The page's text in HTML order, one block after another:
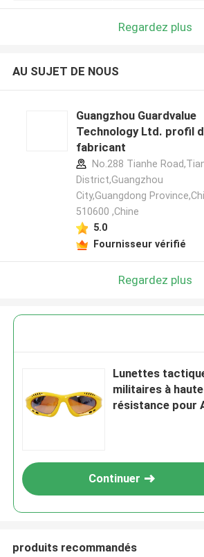
Regardez plus
AU SUJET DE NOUS
Guangzhou Guardvalue
Technology Ltd. profil
fabricant
No.288 Tianhe
District,Guangzhou
City,Guangdong
510600 ,Chine
5.0
Fournisseur vérifié
Regardez plus
Lunettes
militaires à
résistance pour
Continuer
produits recommandés